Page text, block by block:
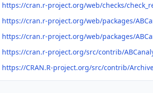
https://cran.r-project.org/web/checks/
https://cran.r-project.org/web/packages/
https://cran.r-project.org/web/packages/
https://cran.r-project.org/src/contrib/
https://CRAN.R-project.org/src/contrib/